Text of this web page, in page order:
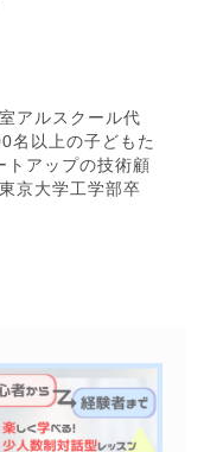
アルスクール代
名以上の子どもた
トアップの技術顧
京大学工学部卒